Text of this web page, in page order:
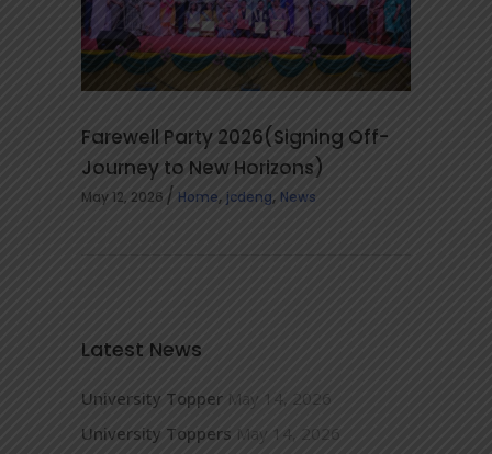
Farewell Party 2026(Signing Off-
Journey to New Horizons)
May 12, 2026 Home, jcdeng, News
Latest News
University Topper May 14, 2026
University Toppers May 14, 2026